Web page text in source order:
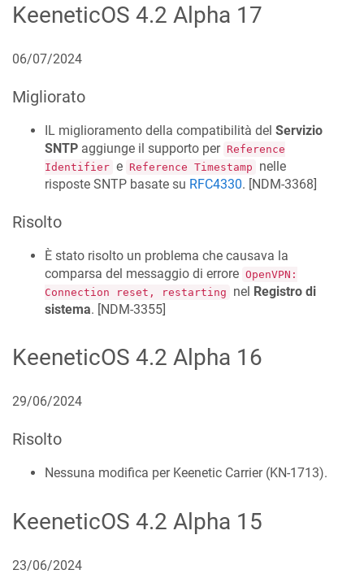
KeeneticOS 4.2 Alpha 17
06/07/2024
Migliorato
IL miglioramento della compatibilità del Servizio
SNTP aggiunge il supporto per Reference
Identifier e Reference Timestamp
nelle
risposte SNTP basate su RFC4330. [NDM-3368]
Risolto
È stato risolto un problema che causava la
comparsa del messaggio di errore OpenVPN:
Connection reset, restarting
nel Registro di
sistema. [NDM-3355]
KeeneticOS 4.2 Alpha 16
29/06/2024
Risolto
Nessuna modifica per Keenetic Carrier(KN-1713).
KeeneticOS 4.2 Alpha 15
23/06/2024